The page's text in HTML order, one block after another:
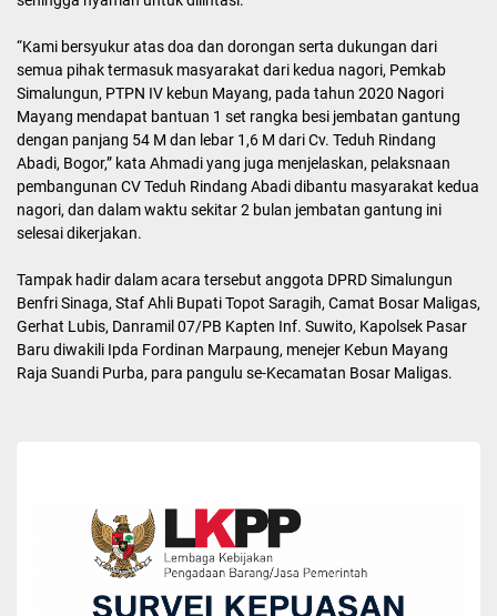
“Kami bersyukur atas doa dan dorongan serta dukungan dari
semua pihak termasuk masyarakat dari kedua nagori, Pemkab
Simalungun, PTPN IV kebun Mayang, pada tahun 2020 Nagori
Mayang mendapat bantuan 1 set rangka besi jembatan gantung
dengan panjang 54 M dan lebar 1,6 M dari Cv. Teduh Rindang
Abadi, Bogor,” kata Ahmadi yang juga menjelaskan, pelaksnaan
pembangunan CV Teduh Rindang Abadi dibantu masyarakat kedua
nagori, dan dalam waktu sekitar 2 bulan jembatan gantung ini
selesai dikerjakan.
Tampak hadir dalam acara tersebut anggota DPRD Simalungun
Benfri Sinaga, Staf Ahli Bupati Topot Saragih, Camat Bosar Maligas,
Gerhat Lubis, Danramil 07/PB Kapten Inf. Suwito, Kapolsek Pasar
Baru diwakili Ipda Fordinan Marpaung, menejer Kebun Mayang
Raja Suandi Purba, para pangulu se-Kecamatan Bosar Maligas.